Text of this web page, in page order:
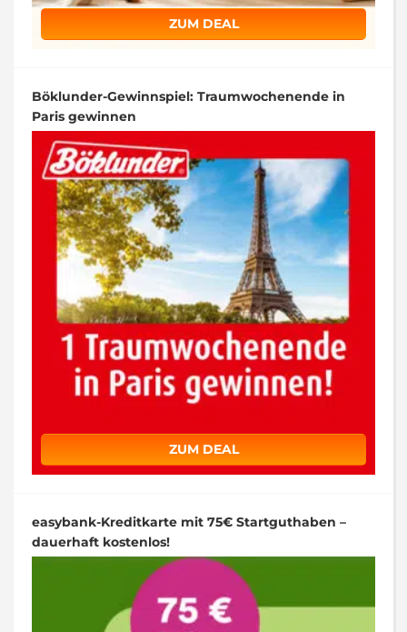
ZUM DEAL
Böklunder-Gewinnspiel: Traumwochenende in
Paris gewinnen
ZUM DEAL
easybank-Kreditkarte mit 75€ Startguthaben –
dauerhaft kostenlos!